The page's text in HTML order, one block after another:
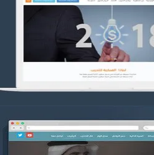
العمارية للتدريب
التفاصيل